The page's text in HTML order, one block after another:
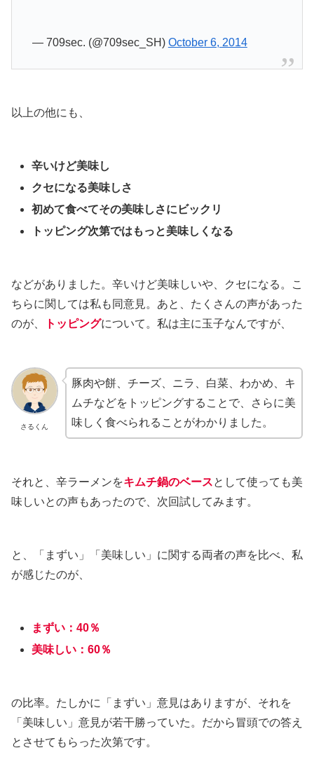
— 709sec. (@709sec_SH) October 6, 2014
以上の他にも、
辛いけど美味し
クセになる美味しさ
初めて食べてその美味しさにビックリ
トッピング次第ではもっと美味しくなる
などがありました。辛いけど美味しいや、クセになる。こ
ちらに関しては私も同意見。あと、たくさんの声があった
のが、
トッピングについて。私は主に玉子なんですが、
さるくん
豚肉や餅、チーズ、ニラ、白菜、わかめ、キ
ムチなどをトッピングすることで、さらに美
味しく食べられることがわかりました。
それと、辛ラーメンをキムチ鍋のベースとして使っても美
味しいとの声もあったので、次回試してみます。
と、「まずい」「美味しい」に関する両者の声を比べ、私
が感じたのが、
まずい：40％
美味しい：60％
の比率。たしかに「まずい」意見はありますが、それを
「美味しい」意見が若干勝っていた。だから冒頭での答え
とさせてもらった次第です。